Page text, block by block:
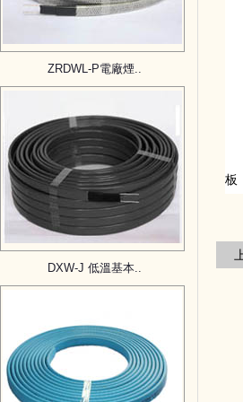
ZRDWL-P電廠煙..
DXW-J 低溫基本..
板